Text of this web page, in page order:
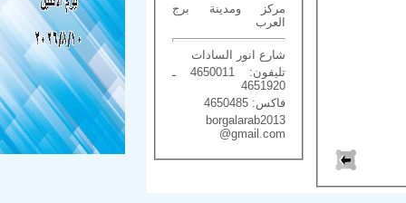
مركز ومدينة برج
العرب
شارع انور السادات
تليفون: 4650011 ـ
4651920
فاكس: 4650485
borgalarab2013
@gmail.com